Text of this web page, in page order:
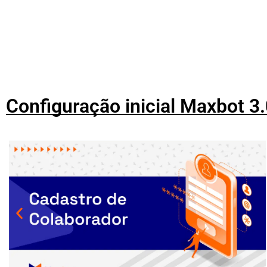
Configuração inicial Maxbot